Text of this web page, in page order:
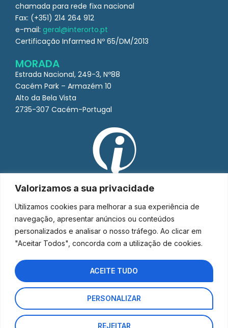
Valorizamos a sua privacidade
Utilizamos cookies para melhorar a sua experiência de
navegação, apresentar anúncios ou conteúdos
personalizados e analisar o nosso tráfego. Ao clicar em
"Aceitar Todos", concorda com a utilização de cookies.
PERSONALIZAR
REJEITAR
ACEITE TUDO
chamada para rede fixa nacional
Fax: (+351) 214 264 912
e-mail: geral@interorto.pt
Certificação Infarmed Nº 65/DM/2013
MORADA
Estrada Nacional, 249-3, Nº88
Cacém Park – Armazém 10
Alto da Bela Vista
2735-307 Cacém-Portugal
Interorto © 2026 - Todos os direitos reservados.